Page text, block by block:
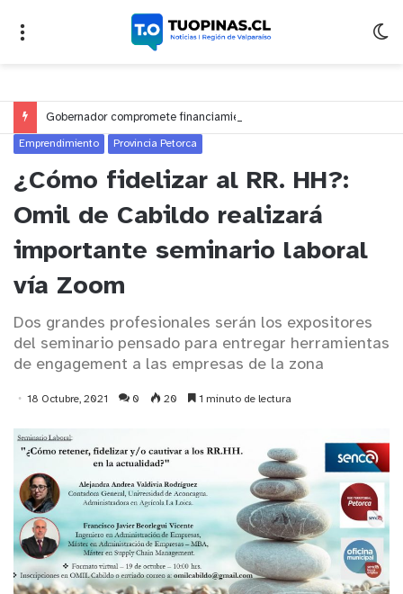
Emprendimiento Provincia Petorca
¿Cómo fidelizar al RR. HH?:
Omil de Cabildo realizará
importante seminario laboral
vía Zoom
Dos grandes profesionales serán los expositores
del seminario pensado para entregar herramientas
de engagement a las empresas de la zona
18 Octubre, 2021 0 20 1 minuto de lectura